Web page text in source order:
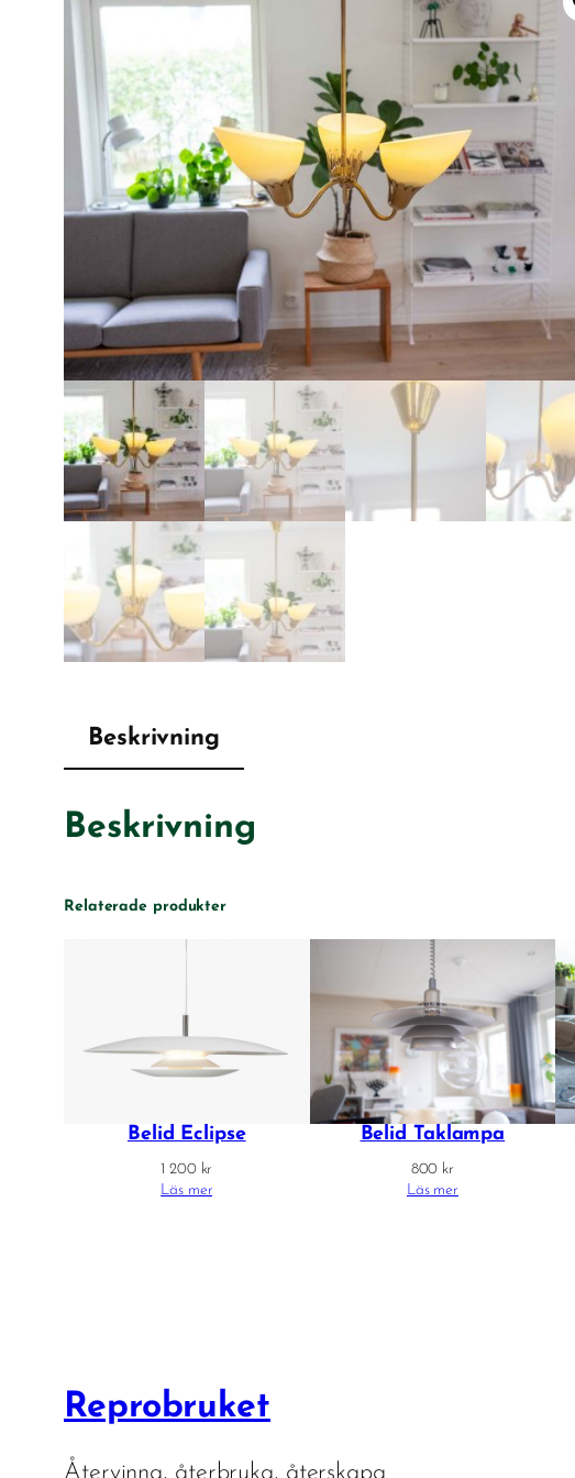
Beskrivning
Beskrivning
Relaterade produkter
Belid Eclipse
1 200 kr
Läs mer
Belid Taklampa
800 kr
Läs mer
Reprobruket
Återvinna, återbruka, återskapa